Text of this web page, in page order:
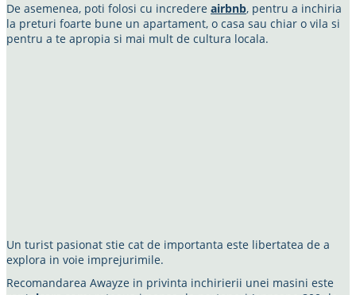
De asemenea, poti folosi cu incredere airbnb, pentru a inchiria
la preturi foarte bune un apartament, o casa sau chiar o vila si
pentru a te apropia si mai mult de cultura locala.
Un turist pasionat stie cat de importanta este libertatea de a
explora in voie imprejurimile.
Recomandarea Awayze in privinta inchirierii unei masini este